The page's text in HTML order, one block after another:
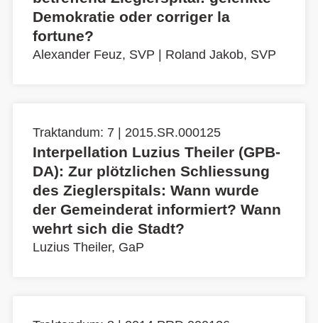
Demokratie oder corriger la
fortune?
Alexander Feuz, SVP Roland Jakob, SVP
Traktandum: 7 | 2015.SR.000125
Interpellation Luzius Theiler (GPB-
DA): Zur plötzlichen Schliessung
des Zieglerspitals: Wann wurde
der Gemeinderat informiert? Wann
wehrt sich die Stadt?
Luzius Theiler, GaP